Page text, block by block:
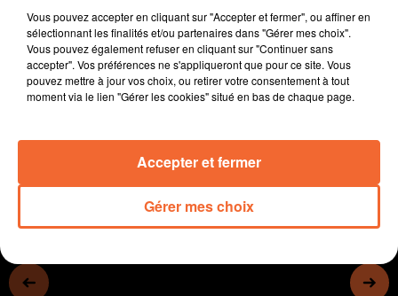
- Dominique Godet en dédicaces demain au Super U de
Mauléon, elle livre un témoignage sur l'adoption
- Le marché aux plantes ce samedi à Thouars, ce sera
la 10e édition
- A Bressuire, une nouvelle expo au musée...
0:00 15 min 17 sec
Vous pouvez accepter en cliquant sur "Accepter et fermer", ou affiner en
sélectionnant les finalités et/ou partenaires dans "Gérer mes choix".
Vous pouvez également refuser en cliquant sur "Continuer sans
accepter". Vos préférences ne s'appliqueront que pour ce site. Vous
pouvez mettre à jour vos choix, ou retirer votre consentement à tout
moment via le lien "Gérer les cookies" situé en bas de chaque page.
Gérer mes choix
Accepter et fermer